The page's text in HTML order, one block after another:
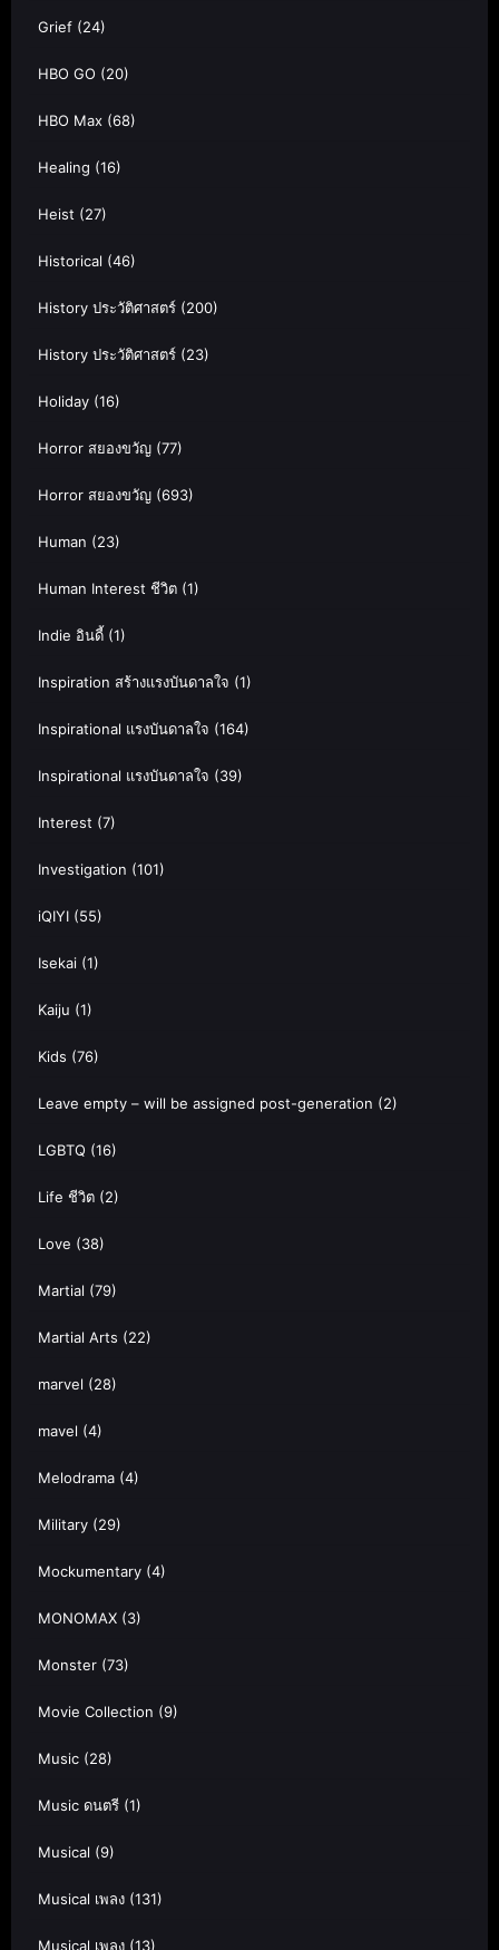
Grief (24)
HBO GO (20)
HBO Max (68)
Healing (16)
Heist (27)
Historical (46)
History ประวัติศาสตร์ (200)
History ประวัติศาสตร์ (23)
Holiday (16)
Horror สยองขวัญ (77)
Horror สยองขวัญ (693)
Human (23)
Human Interest ชีวิต (1)
Indie อินดี้ (1)
Inspiration สร้างแรงบันดาลใจ (1)
Inspirational แรงบันดาลใจ (164)
Inspirational แรงบันดาลใจ (39)
Interest (7)
Investigation (101)
iQIYI (55)
Isekai (1)
Kaiju (1)
Kids (76)
Leave empty – will be assigned post-generation (2)
LGBTQ (16)
Life ชีวิต (2)
Love (38)
Martial (79)
Martial Arts (22)
marvel (28)
mavel (4)
Melodrama (4)
Military (29)
Mockumentary (4)
MONOMAX (3)
Monster (73)
Movie Collection (9)
Music (28)
Music ดนตรี (1)
Musical (9)
Musical เพลง (131)
Musical เพลง (13)